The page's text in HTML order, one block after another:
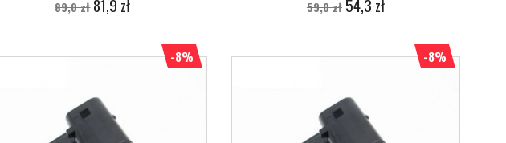
89,0 zł 81,9 zł 59,0 zł 54,3 zł
-8% -8%